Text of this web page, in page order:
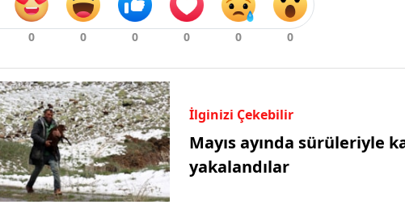
İlginizi Çekebilir
Mayıs ayında sürüleriyle
yakalandılar